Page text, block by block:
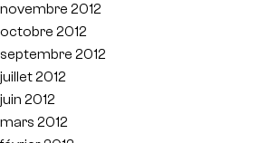
novembre 2012
octobre 2012
septembre 2012
juillet 2012
juin 2012
mars 2012